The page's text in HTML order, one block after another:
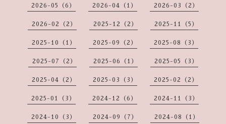
2026-05（6） 2026-04（1） 2026-03（2）
2026-02（2） 2025-12（2） 2025-11（5）
2025-10（1） 2025-09（2） 2025-08（3）
2025-07（2） 2025-06（1） 2025-05（3）
2025-04（2） 2025-03（3） 2025-02（2）
2025-01（3） 2024-12（6） 2024-11（3）
2024-10（3） 2024-09（7） 2024-08（1）